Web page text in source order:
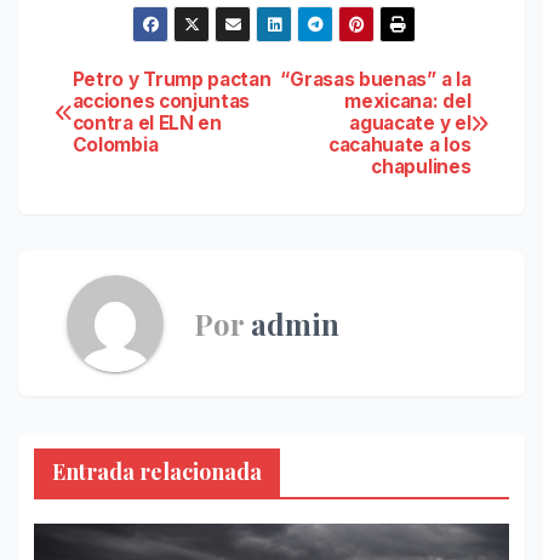
Navegación
de
“Grasas buenas” a la
mexicana: del
aguacate y el
cacahuate a los
chapulines
Petro y Trump pactan
acciones conjuntas
contra el ELN en
Colombia
Por admin
Entrada relacionada